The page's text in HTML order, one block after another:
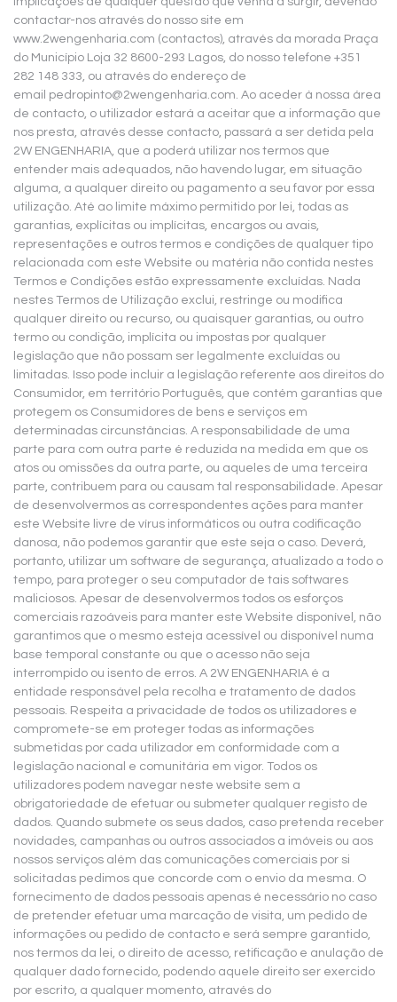
contactar-nos através do nosso site em
www.2wengenharia.com (contactos), através da morada Praça
do Município Loja 32 8600-293 Lagos, do nosso telefone +351
282 148 333, ou através do endereço de
email pedropinto@2wengenharia.com. Ao aceder à nossa área
de contacto, o utilizador estará a aceitar que a informação que
nos presta, através desse contacto, passará a ser detida pela
2W ENGENHARIA, que a poderá utilizar nos termos que
entender mais adequados, não havendo lugar, em situação
alguma, a qualquer direito ou pagamento a seu favor por essa
utilização. Até ao limite máximo permitido por lei, todas as
garantias, explícitas ou implícitas, encargos ou avais,
representações e outros termos e condições de qualquer tipo
relacionada com este Website ou matéria não contida nestes
Termos e Condições estão expressamente excluídas. Nada
nestes Termos de Utilização exclui, restringe ou modifica
qualquer direito ou recurso, ou quaisquer garantias, ou outro
termo ou condição, implícita ou impostas por qualquer
legislação que não possam ser legalmente excluídas ou
limitadas. Isso pode incluir a legislação referente aos direitos do
Consumidor, em território Português, que contém garantias que
protegem os Consumidores de bens e serviços em
determinadas circunstâncias. A responsabilidade de uma
parte para com outra parte é reduzida na medida em que os
atos ou omissões da outra parte, ou aqueles de uma terceira
parte, contribuem para ou causam tal responsabilidade. Apesar
de desenvolvermos as correspondentes ações para manter
este Website livre de vírus informáticos ou outra codificação
danosa, não podemos garantir que este seja o caso. Deverá,
portanto, utilizar um software de segurança, atualizado a todo o
tempo, para proteger o seu computador de tais softwares
maliciosos. Apesar de desenvolvermos todos os esforços
comerciais razoáveis para manter este Website disponível, não
garantimos que o mesmo esteja acessível ou disponível numa
base temporal constante ou que o acesso não seja
interrompido ou isento de erros. A 2W ENGENHARIA é a
entidade responsável pela recolha e tratamento de dados
pessoais. Respeita a privacidade de todos os utilizadores e
compromete-se em proteger todas as informações
submetidas por cada utilizador em conformidade com a
legislação nacional e comunitária em vigor. Todos os
utilizadores podem navegar neste website sem a
obrigatoriedade de efetuar ou submeter qualquer registo de
dados. Quando submete os seus dados, caso pretenda receber
novidades, campanhas ou outros associados a imóveis ou aos
nossos serviços além das comunicações comerciais por si
solicitadas pedimos que concorde com o envio da mesma. O
fornecimento de dados pessoais apenas é necessário no caso
de pretender efetuar uma marcação de visita, um pedido de
informações ou pedido de contacto e será sempre garantido,
nos termos da lei, o direito de acesso, retificação e anulação de
qualquer dado fornecido, podendo aquele direito ser exercido
por escrito, a qualquer momento, através do